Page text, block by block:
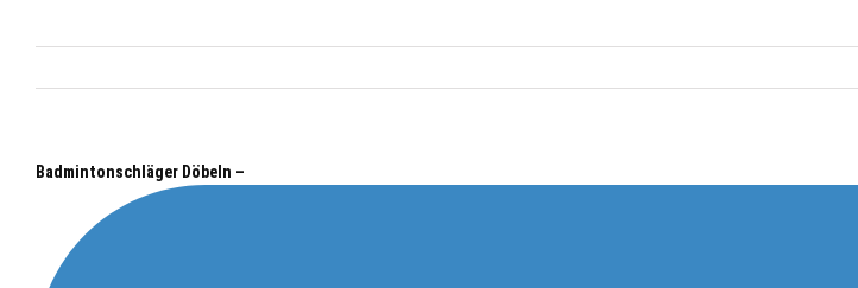
Badmintonschläger Döbeln –